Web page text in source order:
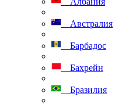
Австралия
Барбадос
Бахрейн
Бразилия